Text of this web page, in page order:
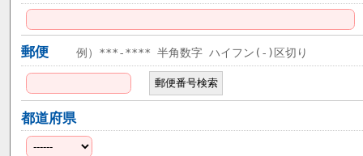
郵便 例）***-**** 半角数字 ハイフン(-)区切り
都道府県